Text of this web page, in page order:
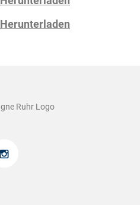
Herunterladen